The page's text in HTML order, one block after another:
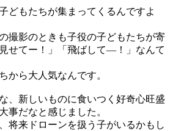
どもたちが集まってくるんですよ
撮影のときも子役の子どもたちが寄
せてー！」「飛ばして―！」なんて
から大人気なんです。
、新しいものに食いつく好奇心旺盛
事だなと感じました。
将来ドローンを扱う子がいるかもし